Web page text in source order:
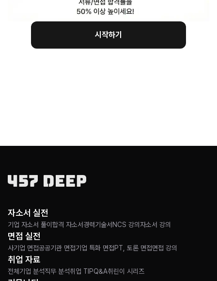
분류하여 접근해보면 되겠죠?
그럼 먼저 해당 기업과 직무란 키워드를 보죠,
시작하기
자소서 실전
기업 자소서 풀이 합격 자소서경력기술서 NCS 강의자소서 강의
면접 실전
사기업 면접공공기관 면접기업 특화 면접PT, 토론 면접면접 강의
취업 자료
전체 기업 분석직무 분석취업 TIPQ&A취린이 시리즈